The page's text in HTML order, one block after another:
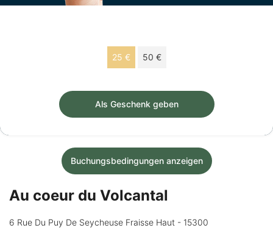
25 € 50 €
Als Geschenk geben
Buchungsbedingungen anzeigen
Au coeur du Volcantal
6 Rue Du Puy De Seycheuse Fraisse Haut - 15300